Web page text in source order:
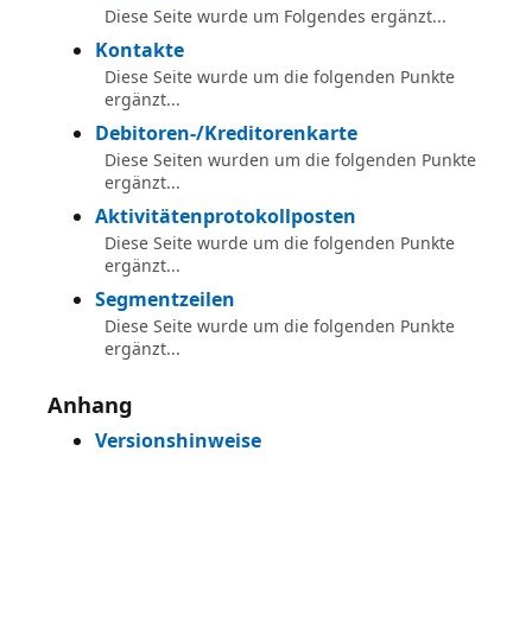
Diese Seite wurde um Folgendes ergänzt...
Kontakte
Diese Seite wurde um die folgenden Punkte
ergänzt...
Debitoren-/Kreditorenkarte
Diese Seiten wurden um die folgenden Punkte
ergänzt...
Aktivitätenprotokollposten
Diese Seite wurde um die folgenden Punkte
ergänzt...
Segmentzeilen
Diese Seite wurde um die folgenden Punkte
ergänzt...
Anhang
Versionshinweise